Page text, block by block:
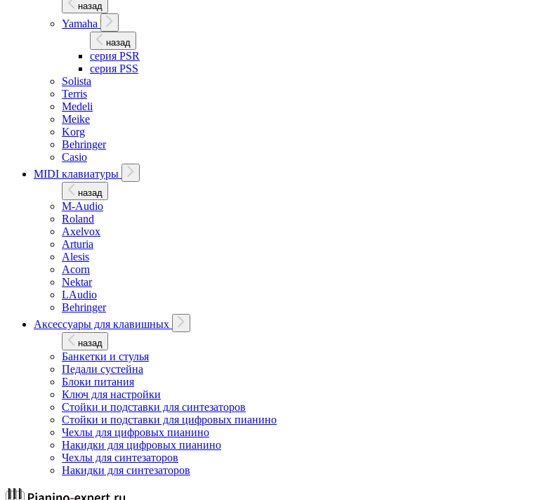
назад
Yamaha
назад
серия PSR
серия PSS
Solista
Terris
Medeli
Meike
Korg
Behringer
Casio
MIDI клавиатуры
назад
M-Audio
Roland
Axelvox
Arturia
Alesis
Acorn
Nektar
LAudio
Behringer
Аксессуары для клавишных
назад
Банкетки и стулья
Педали сустейна
Блоки питания
Ключ для настройки
Стойки и подставки для синтезаторов
Стойки и подставки для цифровых пианино
Чехлы для цифровых пианино
Накидки для цифровых пианино
Чехлы для синтезаторов
Накидки для синтезаторов